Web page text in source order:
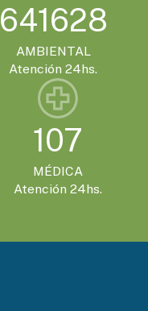
641628
AMBIENTAL
Atención 24hs.
107
MÉDICA
Atención 24hs.